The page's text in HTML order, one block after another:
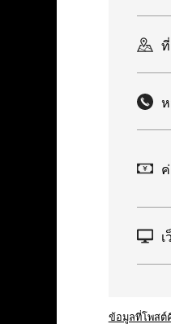
ข้อมูลที่โพสต์